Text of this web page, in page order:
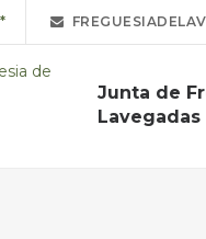
Junta de
Lavegadas